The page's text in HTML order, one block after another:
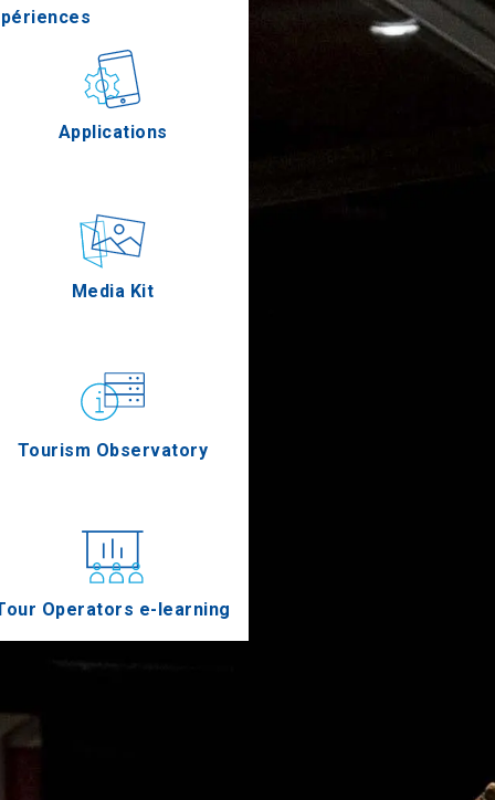
Applications
Media Kit
Tourism Observatory
Operators e-learning